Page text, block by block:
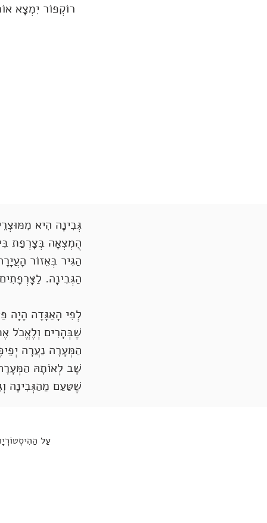
רוֹקְפוֹר יִמְצָא
גְּבִינָה הִיא
הֻמְצְאָה בְּצָרְפַת
הַגִּיר בְּאֵזוֹר
הַגְּבִינָה.
לְפִי הָאַגָּדָה הָיָה
שֶׁבְּהָרִים וְלֶאֱכֹל
הַמְּעָרָה נַעֲרָה
שָׁב לְאוֹתָהּ
שֶׁטַּעַם מֵהַגְּבִינָה
עַל